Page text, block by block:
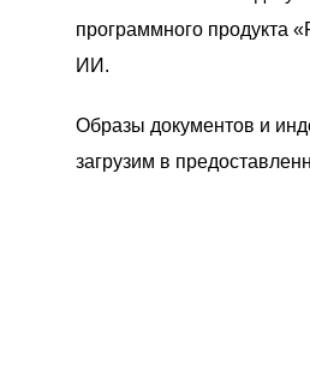
программного продукта
ИИ.
Образы документов и
загрузим в